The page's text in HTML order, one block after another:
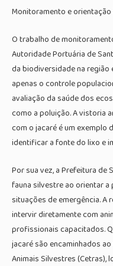
Monitoramento e
O trabalho de
Autoridade Portuária de
da biodiversidade na região
apenas o controle
avaliação da saúde dos
como a poluição. A vistoria
com o jacaré é um exemplo
identificar a fonte do lixo e
Por sua vez, a Prefeitura de
fauna silvestre ao orientar
situações de emergência. A
intervir diretamente com
profissionais capacitados.
jacaré são encaminhados
Animais Silvestres (Cetras),